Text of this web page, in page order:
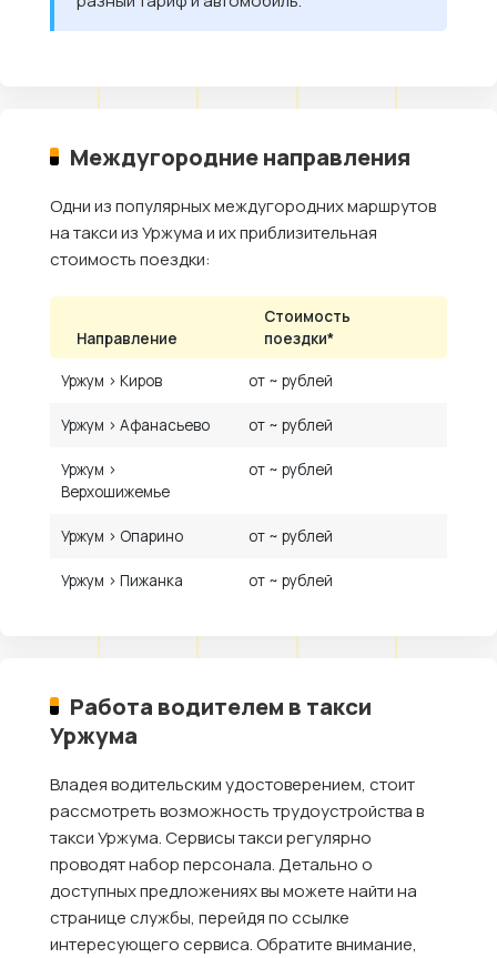
Междугородние направления
Одни из популярных междугородних маршрутов
на такси из Уржума и их приблизительная
стоимость поездки:
Направление
Стоимость
поездки*
Уржум › Киров от ~ рублей
Уржум › Афанасьево от ~ рублей
Уржум ›
Верхошижемье
от ~ рублей
Уржум › Опарино от ~ рублей
Уржум › Пижанка от ~ рублей
Работа водителем в такси
Уржума
Владея водительским удостоверением, стоит
рассмотреть возможность трудоустройства в
такси Уржума. Сервисы такси регулярно
проводят набор персонала. Детально о
доступных предложениях вы можете найти на
странице службы, перейдя по ссылке
интересующего сервиса. Обратите внимание,